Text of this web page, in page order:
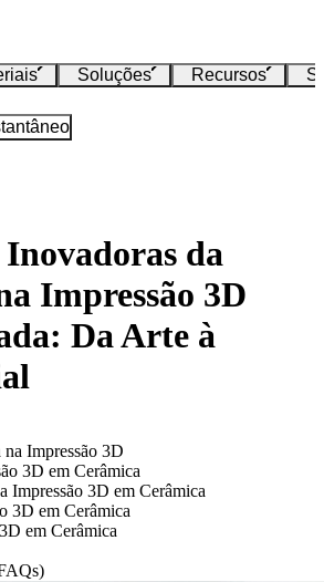
Soluções Recursos
da
Impressão 3D
Da Arte à
na Impressão 3D
3D em Cerâmica
Impressão 3D em Cerâmica
3D em Cerâmica
em Cerâmica